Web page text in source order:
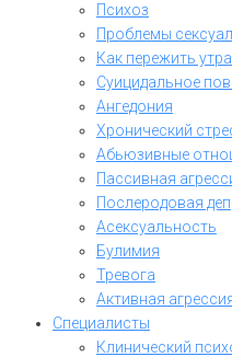
Психоз
Проблемы
Как пережить
Суицидальное
Ангедония
Хронический
Абьюзивные
Пассивная
Послеродовая
Асексуальность
Булимия
Тревога
Активная
Специалисты
Клинический